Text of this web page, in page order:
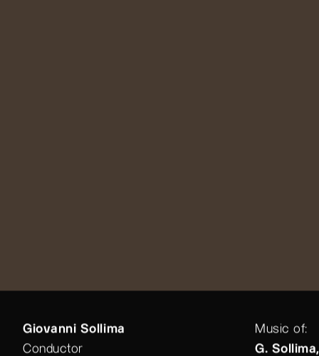
Giovanni Sollima
Conductor
Music of:
G.